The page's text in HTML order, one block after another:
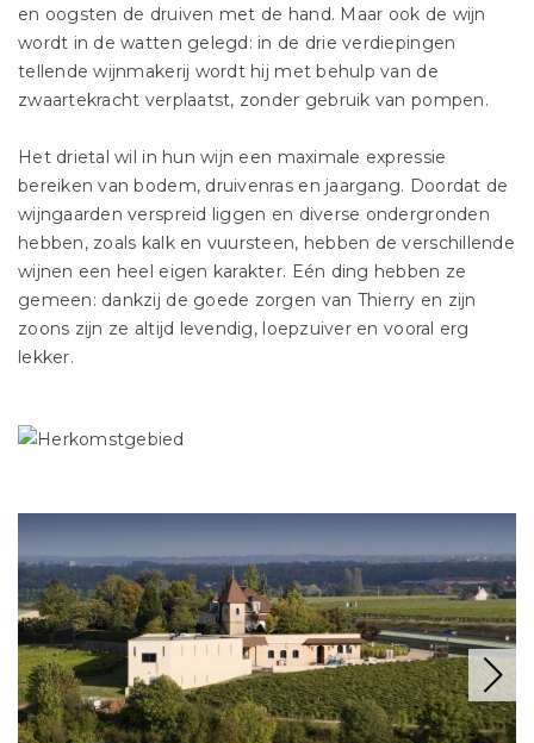
en oogsten de druiven met de hand. Maar ook de wijn
wordt in de watten gelegd: in de drie verdiepingen
tellende wijnmakerij wordt hij met behulp van de
zwaartekracht verplaatst, zonder gebruik van pompen.
Het drietal wil in hun wijn een maximale expressie
bereiken van bodem, druivenras en jaargang. Doordat de
wijngaarden verspreid liggen en diverse ondergronden
hebben, zoals kalk en vuursteen, hebben de verschillende
wijnen een heel eigen karakter. Eén ding hebben ze
gemeen: dankzij de goede zorgen van Thierry en zijn
zoons zijn ze altijd levendig, loepzuiver en vooral erg
lekker.